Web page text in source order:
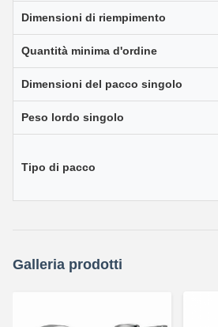
Dimensioni di riempimento
Quantità minima d'ordine
Dimensioni del pacco singolo
Peso lordo singolo
Tipo di pacco
Galleria prodotti